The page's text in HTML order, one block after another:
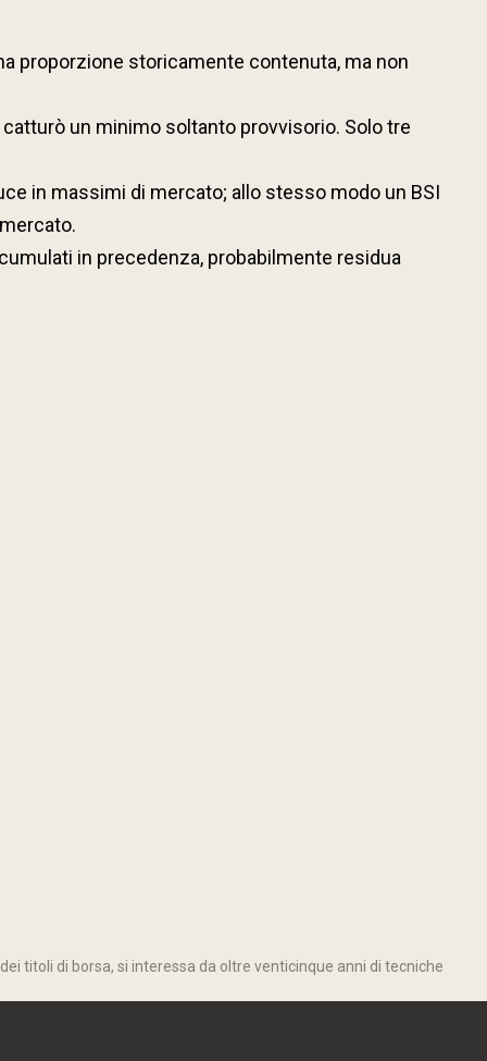
proporzione storicamente contenuta, ma non
un minimo soltanto provvisorio. Solo tre
in massimi di mercato; allo stesso modo un BSI
in precedenza, probabilmente residua
titoli di borsa, si interessa da oltre venticinque anni di tecniche